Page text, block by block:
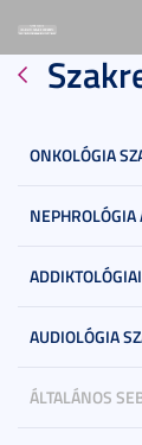
ONKOLÓGIA
AUDIOLÓGIA
ÁLTALÁNOS